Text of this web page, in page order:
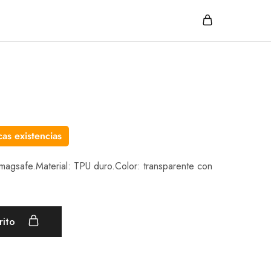
existencias
TPU duro.Color: transparente con